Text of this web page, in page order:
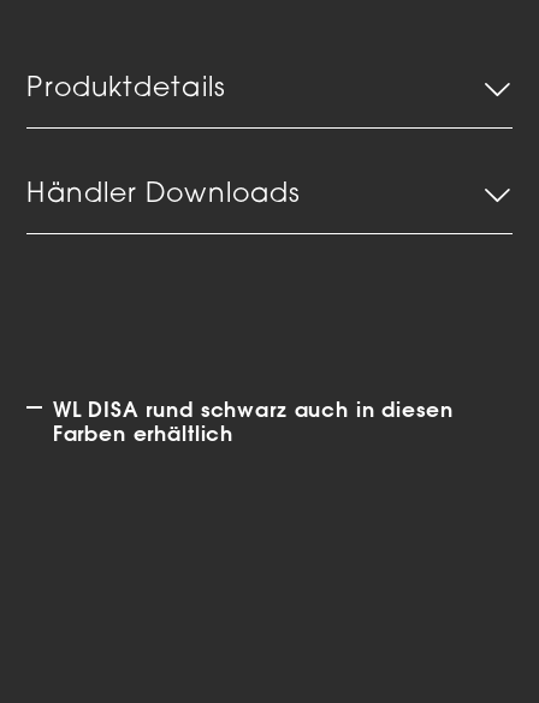
Produktdetails
Händler Downloads
WL DISA rund schwarz auch in diesen
Farben erhältlich